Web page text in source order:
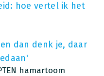
hoe vertel ik het
dan denk je, daar
hamartoom